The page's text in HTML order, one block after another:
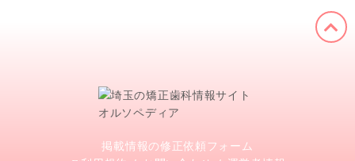
掲載情報の修正依頼フォーム